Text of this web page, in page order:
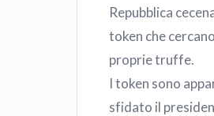
Repubblica
token che
proprie truffe.
I token sono
sfidato il